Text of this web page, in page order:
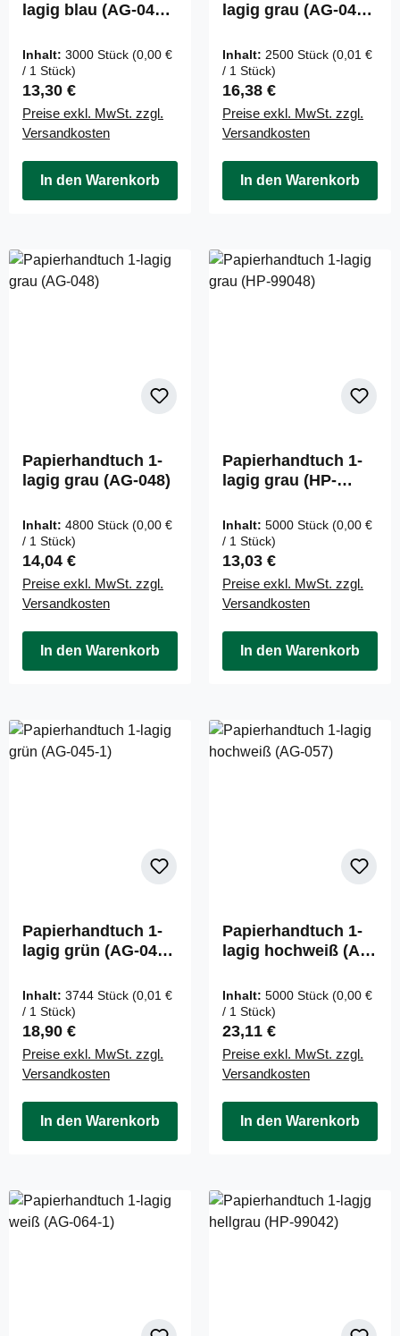
lagig blau (AG-049-
Inhalt: 3000 Stück (0,00 €
/ 1 Stück)
Regulärer Preis:
13,30 €
Preise exkl. MwSt. zzgl.
Versandkosten
In den Warenkorb
lagig grau (AG-045-
Inhalt: 2500 Stück (0,01 €
/ 1 Stück)
Regulärer Preis:
16,38 €
Preise exkl. MwSt. zzgl.
Versandkosten
In den Warenkorb
Papierhandtuch 1-
lagig grau (AG-048)
Inhalt: 4800 Stück (0,00 €
/ 1 Stück)
Regulärer Preis:
14,04 €
Preise exkl. MwSt. zzgl.
Versandkosten
In den Warenkorb
Papierhandtuch 1-
lagig grau (HP-
Inhalt: 5000 Stück (0,00 €
/ 1 Stück)
Regulärer Preis:
13,03 €
Preise exkl. MwSt. zzgl.
Versandkosten
In den Warenkorb
Papierhandtuch 1-
lagig grün (AG-045-
Inhalt: 3744 Stück (0,01 €
/ 1 Stück)
Regulärer Preis:
18,90 €
Preise exkl. MwSt. zzgl.
Versandkosten
In den Warenkorb
Papierhandtuch 1-
lagig hochweiß (AG-
Inhalt: 5000 Stück (0,00 €
/ 1 Stück)
Regulärer Preis:
23,11 €
Preise exkl. MwSt. zzgl.
Versandkosten
In den Warenkorb